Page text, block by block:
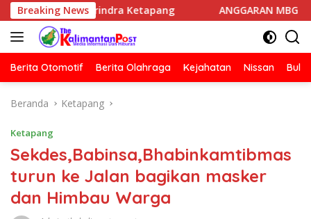
Langsung
ke
konten
Breaking News
Ketapang ANGGARAN MBG HARUS
Berita Otomotif Berita Olahraga Kejahatan Nissan
Beranda Ketapang
Ketapang
Sekdes,Babinsa,Bhabinkamtibmas
turun ke Jalan bagikan masker
dan Himbau Warga